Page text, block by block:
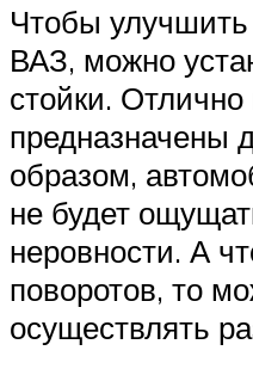
Чтобы
ВАЗ, можно
стойки. Отлично
предназначены
образом,
не будет
неровности. А
поворотов, то
осуществлять